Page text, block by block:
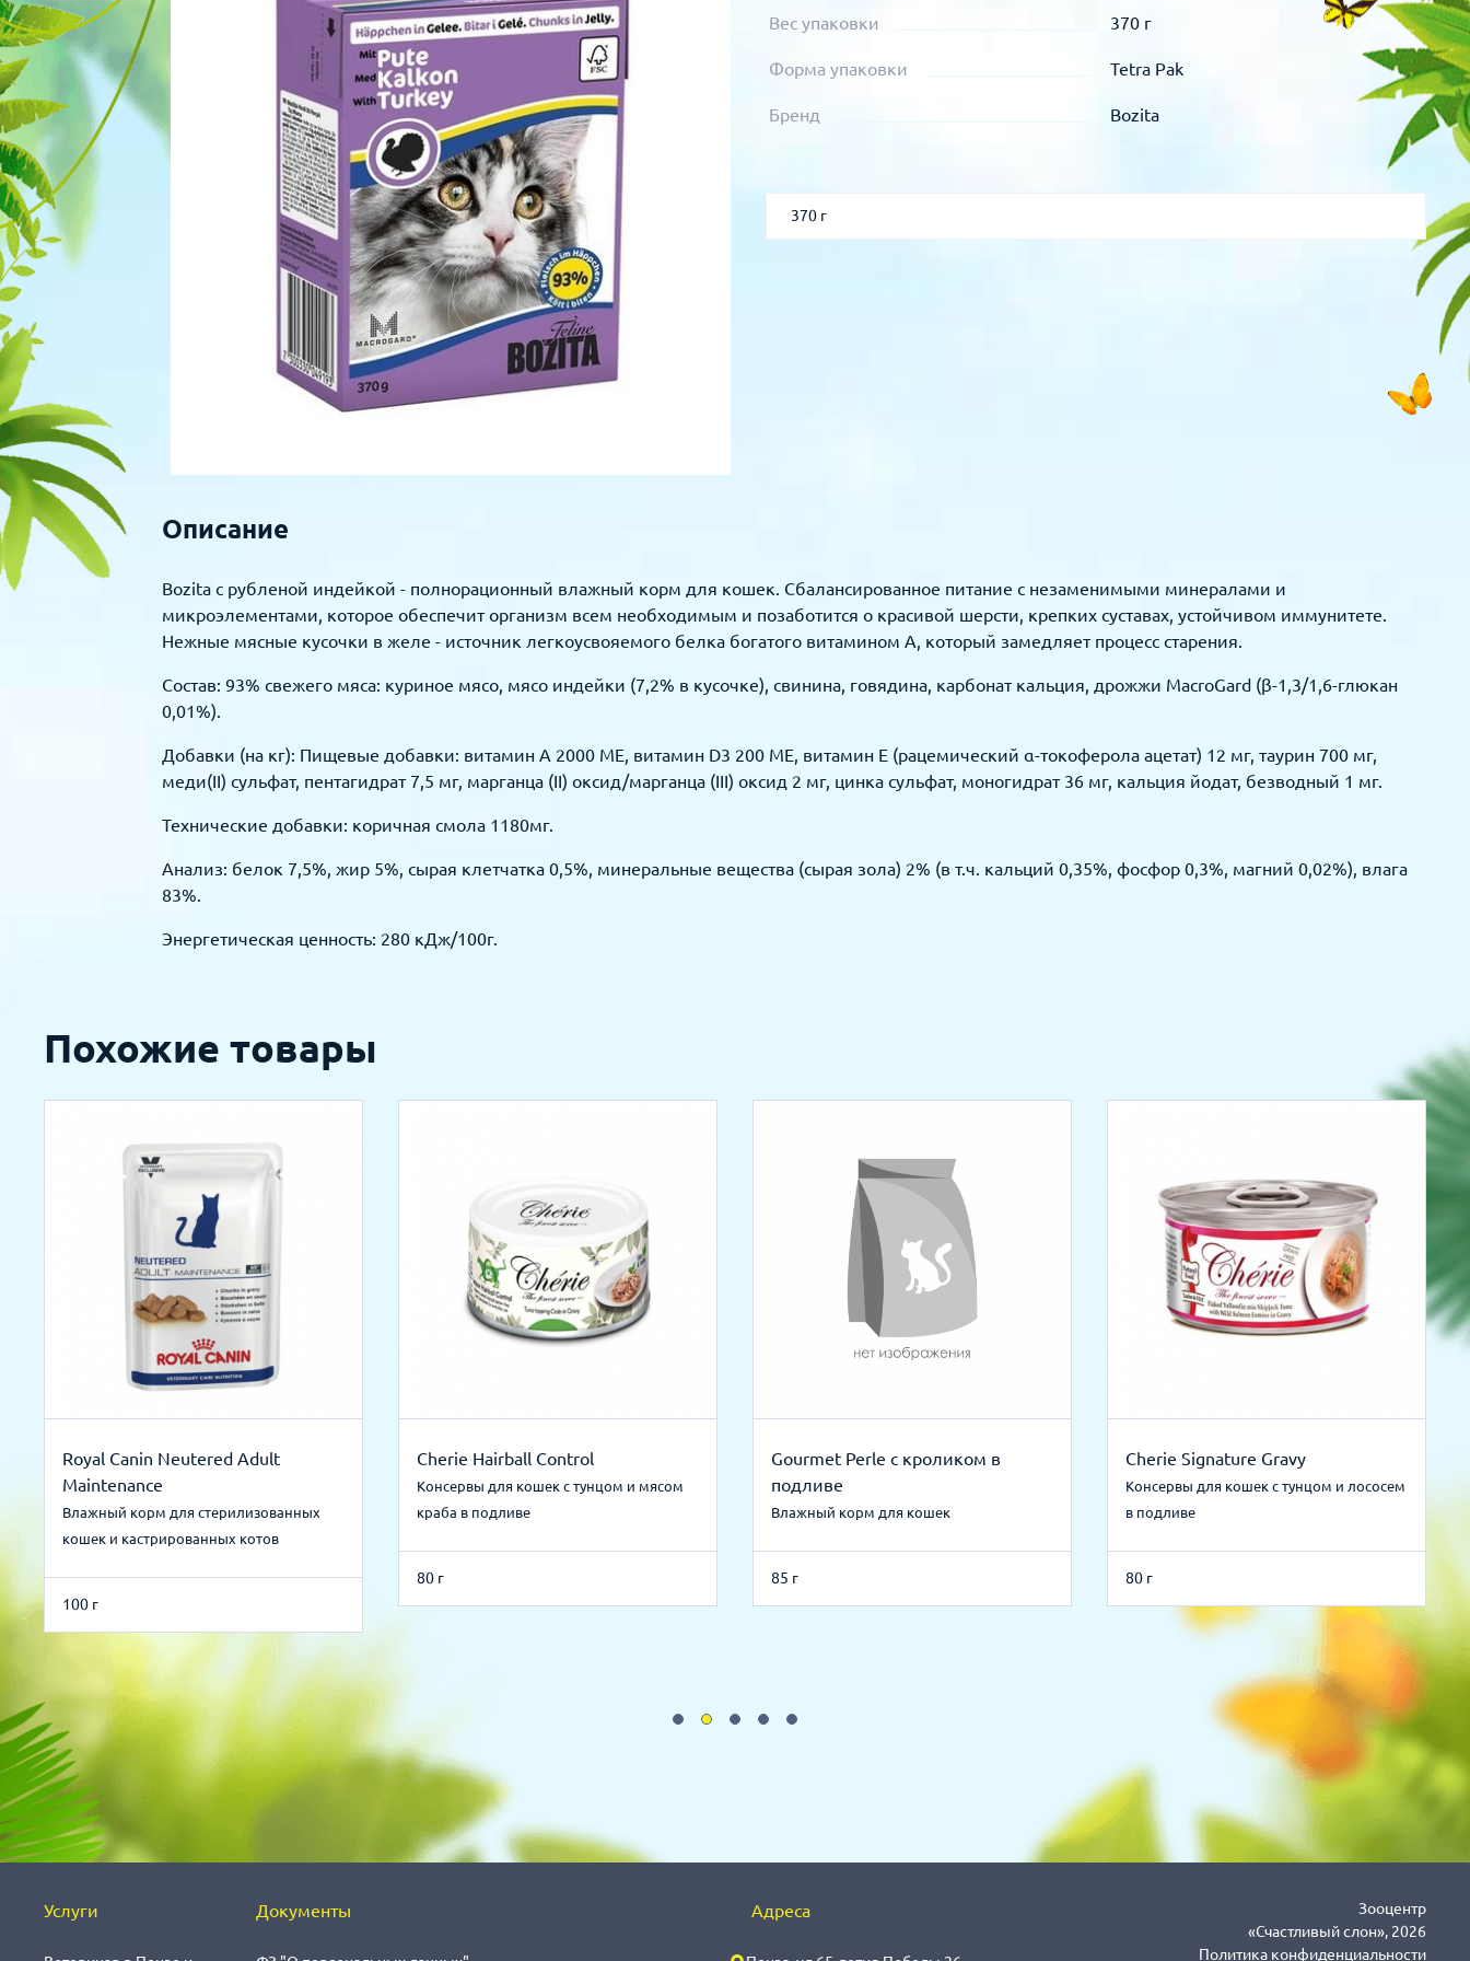
Для рыбок
Для рептилий
Процедуры
Обследование
Лаборатория
Хирургия
Стоматология
Вес упаковки 370 г
Форма упаковки Tetra Pak
Бренд Bozita
370 г
Описание
Bozita с рубленой индейкой - полнорационный влажный корм для кошек. Сбалансированное питание с незаменимыми минералами и
микроэлементами, которое обеспечит организм всем необходимым и позаботится о красивой шерсти, крепких суставах, устойчивом иммунитете.
Нежные мясные кусочки в желе - источник легкоусвояемого белка богатого витамином А, который замедляет процесс старения.
Состав: 93% свежего мяса: куриное мясо, мясо индейки (7,2% в кусочке), свинина, говядина, карбонат кальция, дрожжи MacroGard (β-1,3/1,6-глюкан
0,01%).
Добавки (на кг): Пищевые добавки: витамин А 2000 МЕ, витамин D3 200 МЕ, витамин Е (рацемический α-токоферола ацетат) 12 мг, таурин 700 мг,
меди(II) сульфат, пентагидрат 7,5 мг, марганца (II) оксид/марганца (III) оксид 2 мг, цинка сульфат, моногидрат 36 мг, кальция йодат, безводный 1 мг.
Технические добавки: коричная смола 1180мг.
Анализ: белок 7,5%, жир 5%, сырая клетчатка 0,5%, минеральные вещества (сырая зола) 2% (в т.ч. кальций 0,35%, фосфор 0,3%, магний 0,02%), влага
83%.
Энергетическая ценность: 280 кДж/100г.
Похожие товары
Royal Canin Neutered Adult
Maintenance
Влажный корм для стерилизованных
кошек и кастрированных котов
100 г
Cherie Hairball Control
Консервы для кошек с тунцом и мясом
краба в подливе
80 г
Gourmet Perle с кроликом в
подливе
Влажный корм для кошек
85 г
Cherie Signature Gravy
Консервы для кошек с тунцом и лососем
в подливе
80 г
Услуги Документы Адреса
Зооцентр
«Счастливый слон», 2026
Политика конфиденциальности